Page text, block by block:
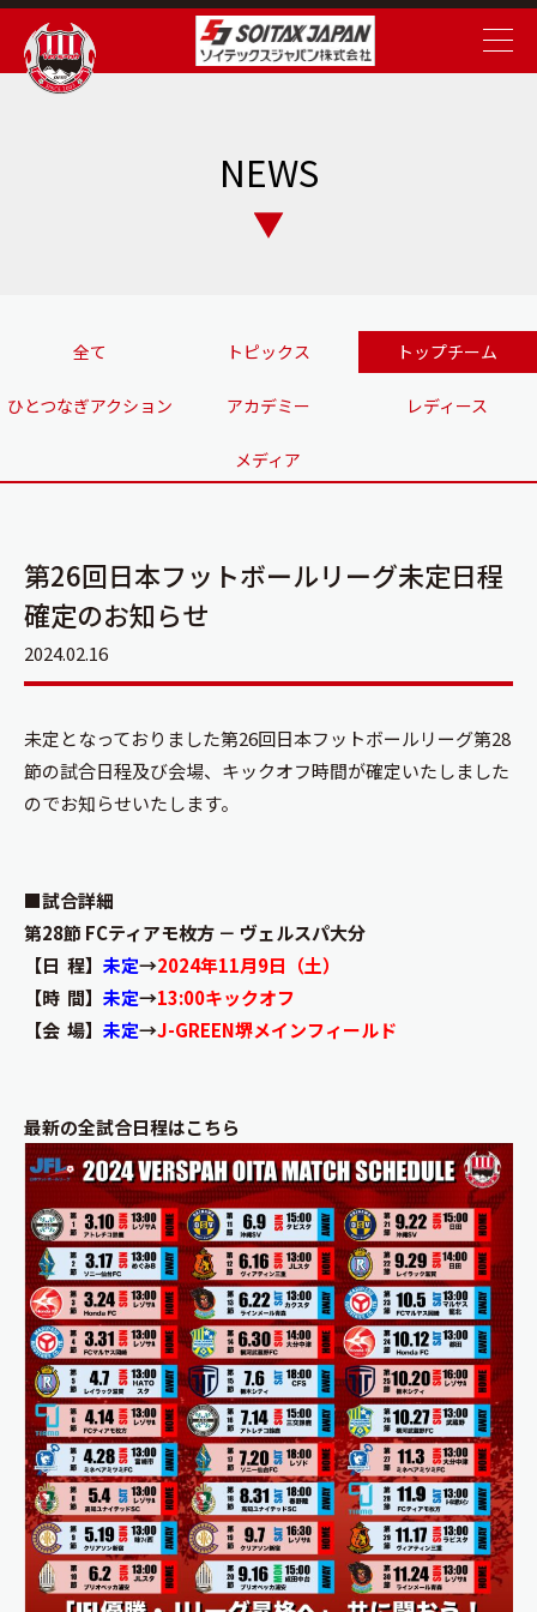
NEWS
全て トピックス トップチーム
ひとつなぎアクション アカデミー レディース
メディア
第26回日本フットボールリーグ未定日程
確定のお知らせ
2024.02.16
未定となっておりました第26回日本フットボールリーグ第28
節の試合日程及び会場、キックオフ時間が確定いたしました
のでお知らせいたします。
■試合詳細
第28節 FCティアモ枚方 － ヴェルスパ大分
【日 程】 未定→2024年11月9日（土）
【時 間】 未定→13:00キックオフ
【会 場】 未定→J-GREEN堺メインフィールド
最新の全試合日程はこちら